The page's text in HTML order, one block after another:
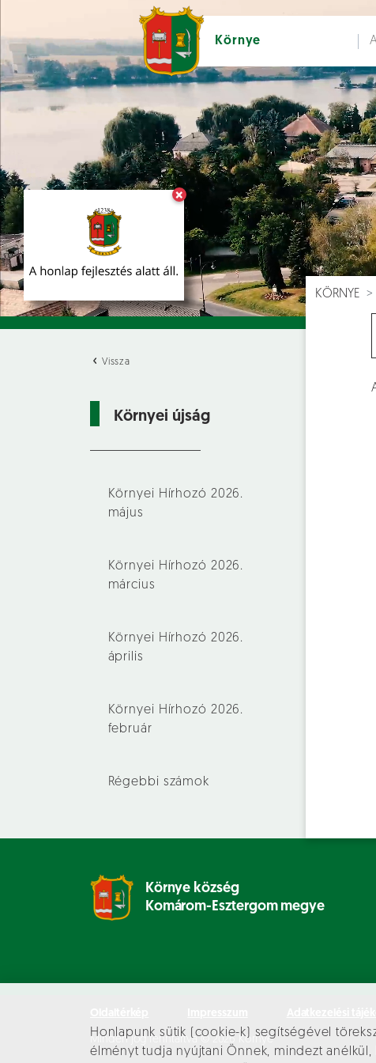
Honlapunk sütik (cookie-k) segítségével
élményt tudja nyújtani Önnek, mindezt
×
Környe
Vissza
Környei újság
Környei Hírhozó 2026.
május
Környei Hírhozó 2026.
március
Környei Hírhozó 2026.
április
Környei Hírhozó 2026.
február
Régebbi számok
KÖRNYE
Környe község
Komárom-Esztergom megye
Minden jog fenntartva © 2026 Környe
Hírek [